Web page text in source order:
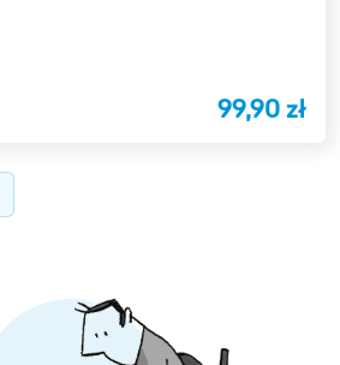
99,90 zł